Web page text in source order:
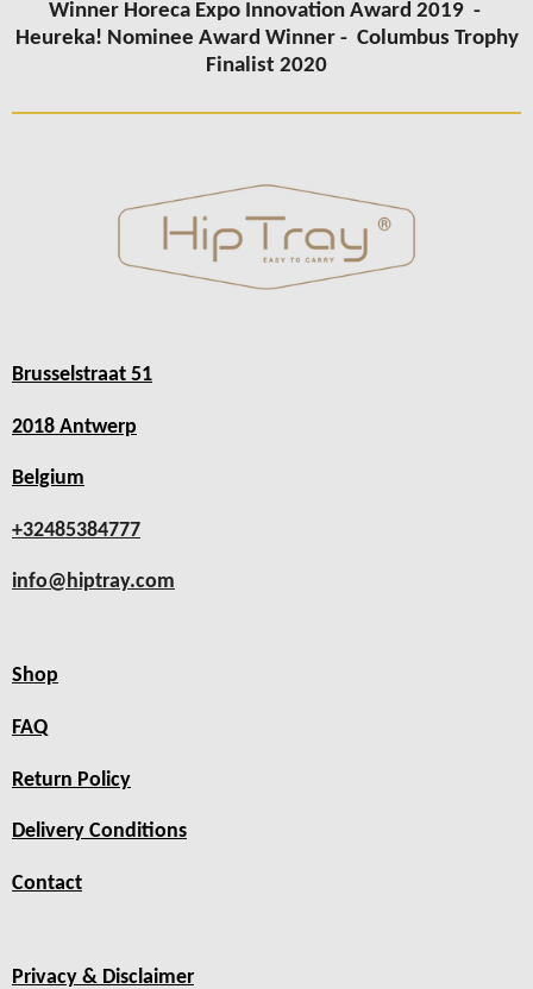
Winner Horeca Expo Innovation Award 2019 -
Heureka! Nominee Award Winner - Columbus Trophy
Finalist 2020
Brusselstraat 51
2018 Antwerp
Belgium
+32485384777
info@hiptray.com
Shop
FAQ
Return Policy
Delivery Conditions
Contact
Privacy & Disclaimer